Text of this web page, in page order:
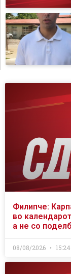
Филипче:
во
а не со
08/08/2026 15:24